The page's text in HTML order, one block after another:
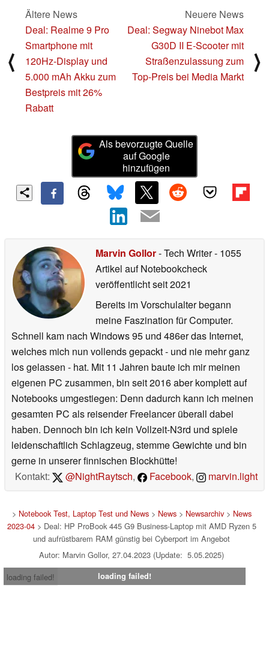
⟨
Ältere News
Deal: Realme 9 Pro
Smartphone mit
120Hz-Display und
5.000 mAh Akku zum
Bestpreis mit 26%
Rabatt
Neuere News
Deal: Segway Ninebot Max
G30D II E-Scooter mit
Straßenzulassung zum
Top-Preis bei Media Markt
⟩
Als bevorzugte Quelle
auf Google
hinzufügen
Marvin Gollor- Tech Writer- 1055
Artikel auf Notebookcheck
veröffentlichtseit 2021
Bereits im Vorschulalter begann
meine Faszination für Computer.
Schnell kam nach Windows 95 und 486er das Internet,
welches mich nun vollends gepackt - und nie mehr ganz
los gelassen - hat. Mit 11 Jahren baute ich mir meinen
eigenen PC zusammen, bin seit 2016 aber komplett auf
Notebooks umgestiegen: Denn dadurch kann ich meinen
gesamten PC als reisender Freelancer überall dabei
haben. Dennoch bin ich kein Vollzeit-N3rd und spiele
leidenschaftlich Schlagzeug, stemme Gewichte und bin
gerne in unserer finnischen Blockhütte!
Kontakt:
@NightRaytsch, Facebook, marvin.light
> Notebook Test, Laptop Test und News> News> Newsarchiv> News
2023-04> Deal: HP ProBook 445 G9 Business-Laptop mit AMD Ryzen 5
und aufrüstbarem RAM günstig bei Cyberport im Angebot
Autor: Marvin Gollor, 27.04.2023 (Update: 5.05.2025)
loading failed!
loading failed!